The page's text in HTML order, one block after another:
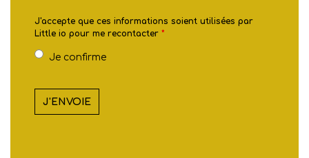
J'accepte que ces informations soient utilisées par
Little io pour me recontacter *
Je confirme